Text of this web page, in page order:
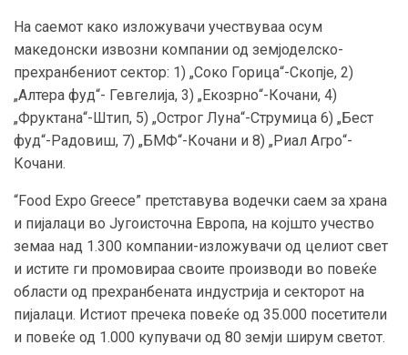
На саемот како изложувачи учествуваа осум
македонски извозни компании од земјоделско-
прехранбениот сектор: 1) „Соко Горица“-Скопје, 2)
„Алтера фуд“- Гевгелија, 3) „Екозрно“-Кочани, 4)
„Фруктана“-Штип, 5) „Острог Луна“-Струмица 6) „Бест
фуд“-Радовиш, 7) „БМФ“-Кочани и 8) „Риал Агро“-
Кочани.
“Food Expo Greece” претставува водечки саем за храна
и пијалаци во Југоисточна Европа, на којшто учество
земаа над 1.300 компании-изложувачи од целиот свет
и истите ги промовираа своите производи во повеќе
области од прехранбената индустрија и секторот на
пијалаци. Истиот пречека повеќе од 35.000 посетители
и повеќе од 1.000 купувачи од 80 земји ширум светот.